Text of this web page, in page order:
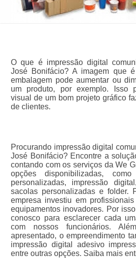
O que é impressão digital
José Bonifácio? A imagem que
embalagem pode aumentar ou
um produto, por exemplo. Isso
visual de um bom projeto gráfico
de clientes.
Procurando impressão digital
José Bonifácio? Encontre a
contando com os serviços da We
opções disponibilizadas,
personalizadas, impressão
sacolas personalizadas e folder.
empresa investiu em
equipamentos inovadores. Por
conosco para esclarecer cada
com nossos funcionários.
apresentado, o empreendimento
impressão digital adesivo
entre outras opções. Saiba mais